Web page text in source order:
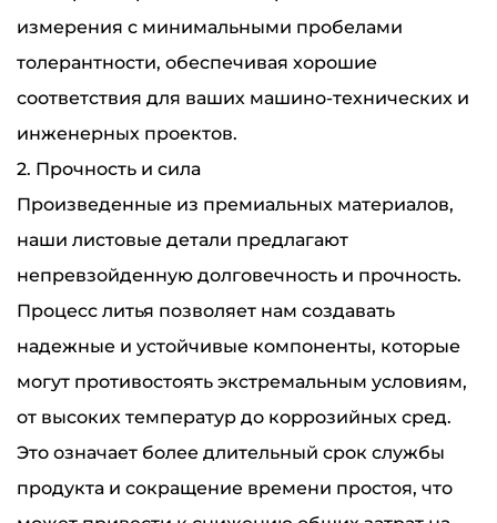
измерения с минимальными пробелами
толерантности, обеспечивая хорошие
соответствия для ваших машино-технических и
инженерных проектов.
2. Прочность и сила
Произведенные из премиальных материалов,
наши листовые детали предлагают
непревзойденную долговечность и прочность.
Процесс литья позволяет нам создавать
надежные и устойчивые компоненты, которые
могут противостоять экстремальным условиям,
от высоких температур до коррозийных сред.
Это означает более длительный срок службы
продукта и сокращение времени простоя, что